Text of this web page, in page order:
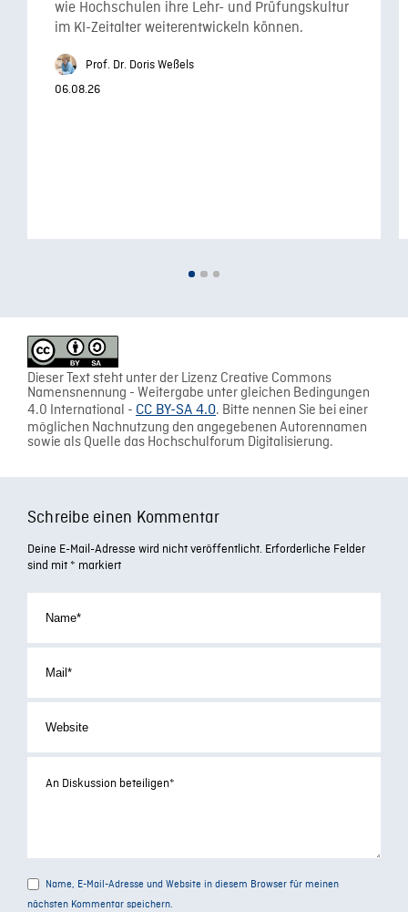
wie Hochschulen ihre Lehr- und Prüfungskultur
im KI-Zeitalter weiterentwickeln können.
Prof. Dr. Doris Weßels
06.08.26
Dieser Text steht unter der Lizenz Creative Commons
Namensnennung - Weitergabe unter gleichen Bedingungen
4.0 International - CC BY-SA 4.0. Bitte nennen Sie bei einer
möglichen Nachnutzung den angegebenen Autorennamen
sowie als Quelle das Hochschulforum Digitalisierung.
Schreibe einen Kommentar
Deine E-Mail-Adresse wird nicht veröffentlicht. Erforderliche Felder
sind mit * markiert
Name, E-Mail-Adresse und Website in diesem Browser für meinen
nächsten Kommentar speichern.